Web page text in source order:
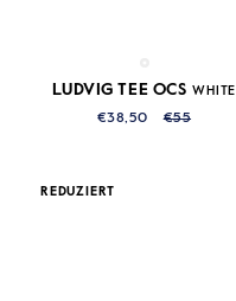
LUDVIG TEE OCS WHITE
€38,50 €55
REDUZIERT